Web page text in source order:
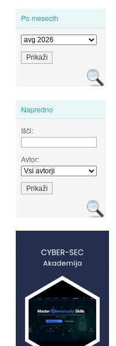
Po mesecih
Napredno
Išči:
Avtor: